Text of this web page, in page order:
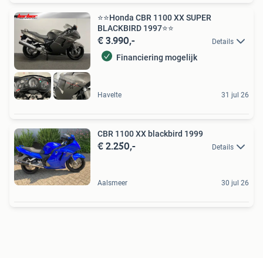
⭐️⭐Honda CBR 1100 XX SUPER
BLACKBIRD 1997⭐️⭐
€ 3.990,- Details
Financiering mogelijk
Havelte 31 jul 26
CBR 1100 XX blackbird 1999
€ 2.250,- Details
Aalsmeer 30 jul 26